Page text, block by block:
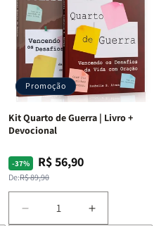
Promoção
Kit Quarto de Guerra | Livro +
Devocional
-37%
Preço
normal
De:R$ 89,90
Preço
promocional
R$ 56,90
Diminuir
Aumentar